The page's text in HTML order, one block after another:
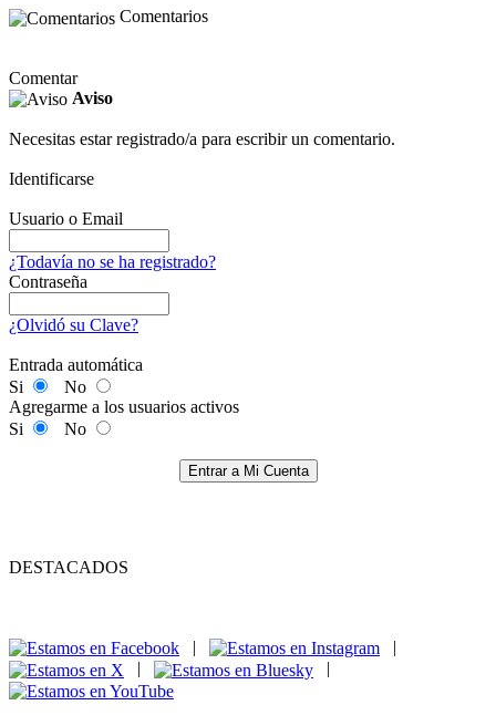
Comentarios
Comentar
Aviso
Necesitas estar registrado/a para escribir un comentario.
Identificarse
Usuario o Email
¿Todavía no se ha registrado?
Contraseña
¿Olvidó su Clave?
Entrada automática
Si
No
Agregarme a los usuarios activos
Si
No
Entrar a Mi Cuenta
DESTACADOS
|
|
|
|